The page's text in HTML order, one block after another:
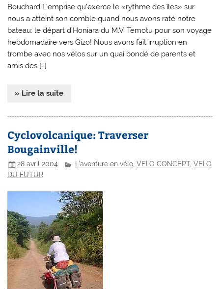
Bouchard L’emprise qu’exerce le «rythme des îles» sur
nous a atteint son comble quand nous avons raté notre
bateau: le départ d’Honiara du M.V. Temotu pour son voyage
hebdomadaire vers Gizo! Nous avons fait irruption en
trombe avec nos vélos sur un quai bondé de parents et
amis des […]
» Lire la suite
Cyclovolcanique: Traverser
Bougainville!
28 avril 2004 L'aventure en vélo,VELO CONCEPT,VELO
DU FUTUR